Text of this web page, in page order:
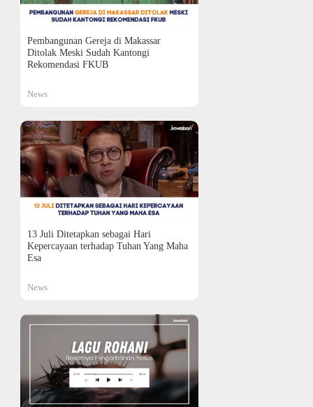
Pembangunan Gereja di Makassar
Ditolak Meski Sudah Kantongi
Rekomendasi FKUB
News
13 Juli Ditetapkan sebagai Hari
Kepercayaan terhadap Tuhan Yang Maha
Esa
News